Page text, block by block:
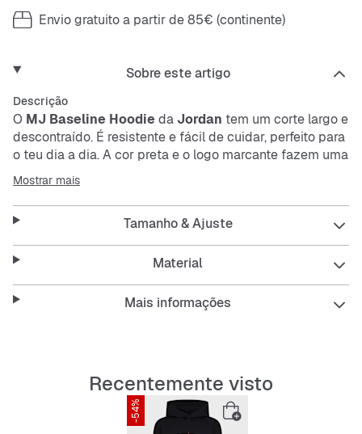
Envio gratuito a partir de 85€ (continente)
Sobre este artigo
Descrição
O MJ Baseline Hoodie da Jordan tem um corte largo e
descontraído. É resistente e fácil de cuidar, perfeito para
o teu dia a dia. A cor preta e o logo marcante fazem uma
declaração clara. Com capuz e bolso canguru, estás
pronto para qualquer situação.
Capuz que protege do vento
Material resistente que aguenta bastante
Mostrar mais
Tamanho & Ajuste
Material
Mais informações
Recentemente visto
-54%